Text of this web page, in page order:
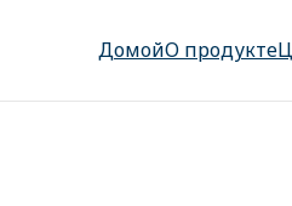
ДомойО продукте